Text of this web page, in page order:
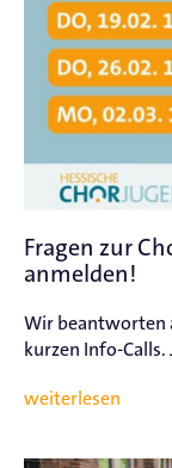
Fragen zur
anmelden!
Wir beantworten
kurzen Info-
weiterlesen